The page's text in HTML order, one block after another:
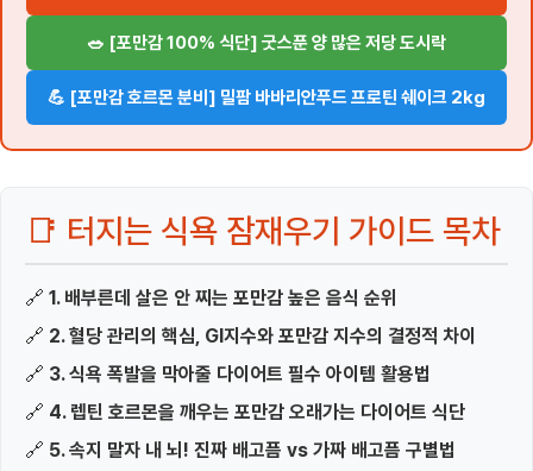
🥗 [포만감 100% 식단] 굿스푼 양 많은 저당 도시락
💪 [포만감 호르몬 분비] 밀팜 바바리안푸드 프로틴 쉐이크 2kg
📑 터지는 식욕 잠재우기 가이드 목차
🔗 1. 배부른데 살은 안 찌는 포만감 높은 음식 순위
🔗 2. 혈당 관리의 핵심, GI지수와 포만감 지수의 결정적 차이
🔗 3. 식욕 폭발을 막아줄 다이어트 필수 아이템 활용법
🔗 4. 렙틴 호르몬을 깨우는 포만감 오래가는 다이어트 식단
🔗 5. 속지 말자 내 뇌! 진짜 배고픔 vs 가짜 배고픔 구별법